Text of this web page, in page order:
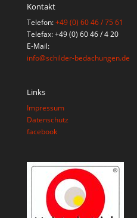
Kontakt
Telefon:+49 (0) 60 46 / 75 61
Telefax: +49 (0) 60 46 / 4 20
E-Mail:
info@schilder-bedachungen.de
Links
Impressum
Datenschutz
facebook